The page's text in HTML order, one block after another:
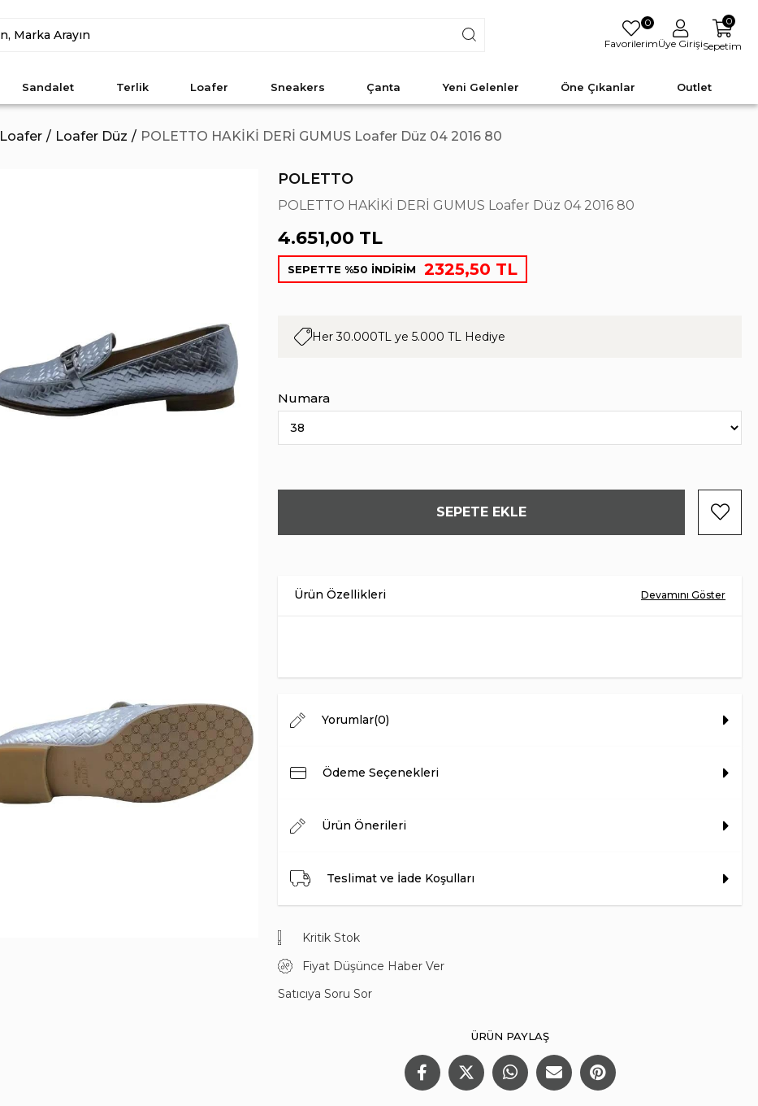
Favorilerim
0
Üye GirişiSepetim
0
Sandalet Terlik Loafer Sneakers Çanta Yeni Gelenler Öne Çıkanlar Outlet
Loafer Loafer Düz POLETTO HAKİKİ DERİ GUMUS Loafer Düz 04 2016 80
POLETTO
POLETTO HAKİKİ DERİ GUMUS Loafer Düz 04 2016 80
4.651,00 TL
SEPETTE %50 İNDİRİM 2325,50 TL
Her 30.000TL ye 5.000 TL Hediye
Numara
Menşei
TÜRKİYE
Yorumlar(0)
Ödeme Seçenekleri
Ürün Önerileri
Teslimat ve İade Koşulları
Kritik Stok
Fiyat Düşünce Haber Ver
Satıcıya Soru Sor
ÜRÜN PAYLAŞ